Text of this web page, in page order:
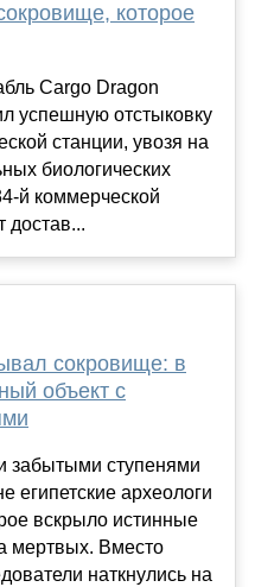
которое
Cargo Dragon
успешную отстыковку
станции, увозя на
биологических
й коммерческой
достав...
сокровище: в
объект с
забытыми ступенями
египетские археологи
вскрыло истинные
мертвых. Вместо
наткнулись на